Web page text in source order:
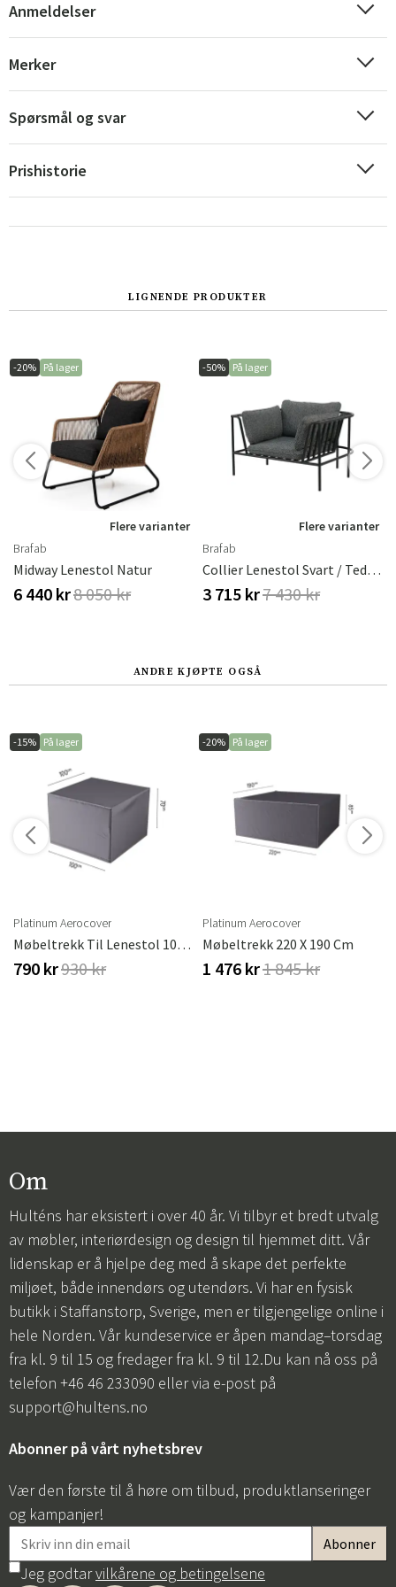
Norge
Anmeldelser
Merker
Spørsmål og svar
Prishistorie
LIGNENDE PRODUKTER
-20% På lager
Flere varianter
Brafab
Midway Lenestol Natur
6 440 kr8 050 kr
-50% På lager
Flere varianter
Brafab
Collier Lenestol Svart / Teddy Black
3 715 kr7 430 kr
ANDRE KJØPTE OGSÅ
-15% På lager
Platinum Aerocover
Møbeltrekk Til Lenestol 100 X 100 Cm
790 kr930 kr
-20% På lager
Platinum Aerocover
Møbeltrekk 220 X 190 Cm
1 476 kr1 845 kr
Om
Hulténs har eksistert i over 40 år. Vi tilbyr et bredt utvalg
av møbler, interiørdesign og design til hjemmet ditt. Vår
lidenskap er å hjelpe deg med å skape det perfekte
miljøet, både innendørs og utendørs. Vi har en fysisk
butikk i Staffanstorp, Sverige, men er tilgjengelige online i
hele Norden. Vår kundeservice er åpen mandag–torsdag
fra kl. 9 til 15 og fredager fra kl. 9 til 12.Du kan nå oss på
telefon +46 46 233090 eller via e-post på
support@hultens.no
Abonner på vårt nyhetsbrev
Vær den første til å høre om tilbud, produktlanseringer
og kampanjer!
Jeg godtarvilkårene og betingelsene